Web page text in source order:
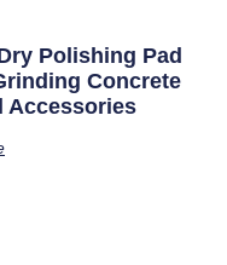
Polishing Pad
Concrete
Accessories